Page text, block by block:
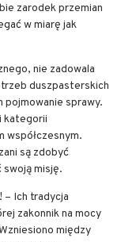
zarodek przemian
w miarę jak
nie zadowala
duszpasterskich
pojmowanie sprawy.
kategorii
współczesnym.
są zdobyć
swoją misję.
– Ich tradycja
zakonnik na mocy
między